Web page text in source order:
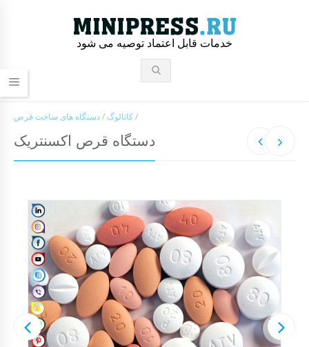
خدمات قابل اعتماد توصیه می شود
کاتالوگ /دستگاه های ساخت قرص /
دستگاه قرص اکسنتریک